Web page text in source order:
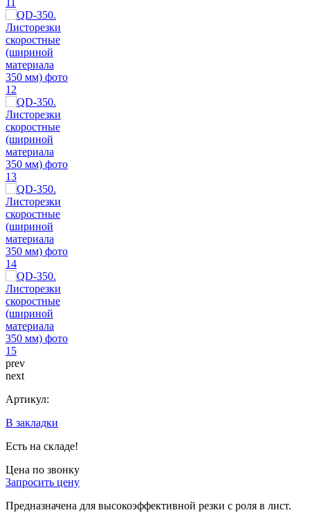
prev
next
Артикул:
В закладки
Есть на складе!
Цена по звонку
Запросить цену
Предназначена для высокоэффективной резки с роля в лист.